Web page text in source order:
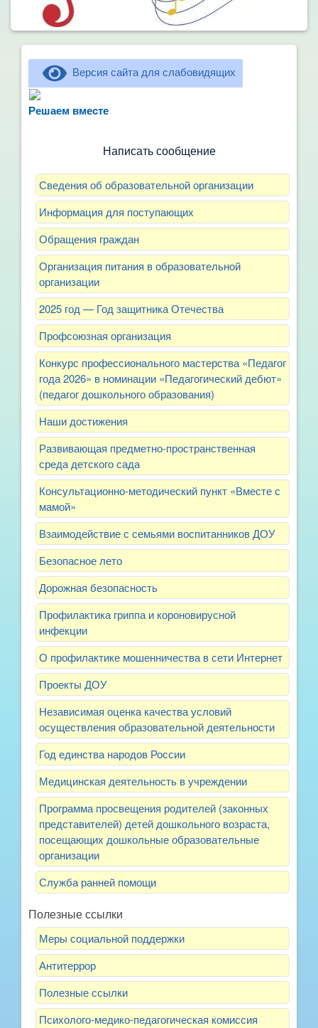
Версия сайта для слабовидящих
Решаем вместерассказать о воспитателях? Знаете, как
Написать сообщение
Сведения об образовательной организации
Информация для поступающих
Обращения граждан
Организация питания в образовательной
организации
2025 год — Год защитника Отечества
Профсоюзная организация
Конкурс профессионального мастерства «Педагог
года 2026» в номинации «Педагогический дебют»
(педагог дошкольного образования)
Наши достижения
Развивающая предметно-пространственная
среда детского сада
Консультационно-методический пункт «Вместе с
мамой»
Взаимодействие с семьями воспитанников ДОУ
Безопасное лето
Дорожная безопасность
Профилактика гриппа и короновирусной
инфекции
О профилактике мошенничества в сети Интернет
Проекты ДОУ
Независимая оценка качества условий
осуществления образовательной деятельности
Год единства народов России
Медицинская деятельность в учреждении
Программа просвещения родителей (законных
представителей) детей дошкольного возраста,
посещающих дошкольные образовательные
организации
Служба ранней помощи
Полезные ссылки
Меры социальной поддержки
Антитеррор
Полезные ссылки
Психолого-медико-педагогическая комиссия